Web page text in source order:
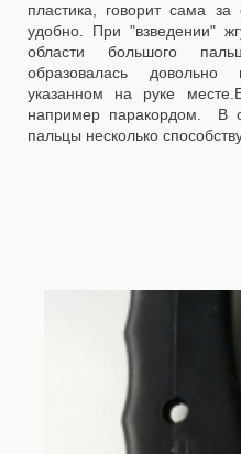
пластика, говоритсама за
удобно. При "взведении"
области большого
образовалась довольно
указанном на руке месте.
например паракордом. В
пальцы несколько